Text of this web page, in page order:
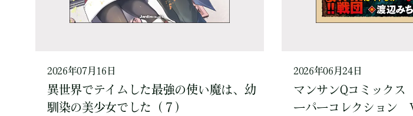
2026年07月16日
異世界でテイムした最強の使い魔は、幼
馴染の美少女でした（７）
2026年06月24日
マンサンQコミック
ーパーコレクション